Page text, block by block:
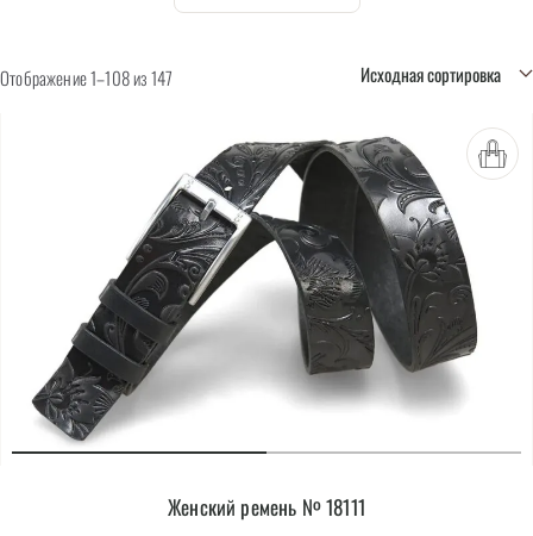
Отображение 1–108 из 147
Женский ремень № 18111